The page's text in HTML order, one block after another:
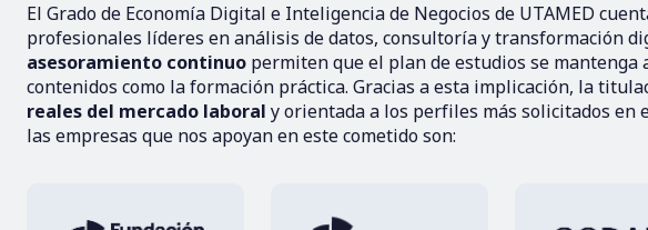
El Grado de Economía Digital e Inteligencia de Negocios de UTAMED
profesionales líderes en análisis de datos, consultoría y transformación
asesoramiento continuo permiten que el plan de estudios se
contenidos como la formación práctica. Gracias a esta implicación, la
reales del mercado laboral y orientada a los perfiles más solicitados en
las empresas que nos apoyan en este cometido son: